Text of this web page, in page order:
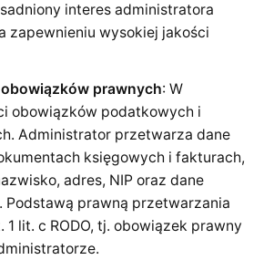
interes administratora
zapewnieniu wysokiej jakości
obowiązków prawnych: W
obowiązków podatkowych i
Administrator przetwarza dane
księgowych i fakturach,
adres, NIP oraz dane
Podstawą prawną przetwarzania
1 lit. c RODO, tj. obowiązek prawny